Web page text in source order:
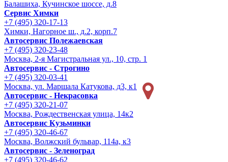
Балашиха, Кучинское шоссе, д.8
Сервис Химки
+7 (495) 320-17-13
Химки, Нагорное ш., д.2, корп.7
Автосервис Полежаевская
+7 (495) 320-23-48
Москва, 2-я Магистральная ул., 10, стр. 1
Автосервис - Строгино
+7 (495) 320-03-41
Москва, ул. Маршала Катукова, д3, к1
Автосервис - Некрасовка
+7 (495) 320-21-07
Москва, Рождественская улица, 14к2
Автосервис Кузьминки
+7 (495) 320-46-67
Москва, Волжский бульвар, 114а, к3
Автосервис - Зеленоград
+7 (495) 320-46-62